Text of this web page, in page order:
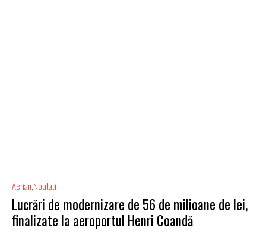
Aerian Noutati
Lucrări de modernizare de 56 de milioane de lei,
finalizate la aeroportul Henri Coandă